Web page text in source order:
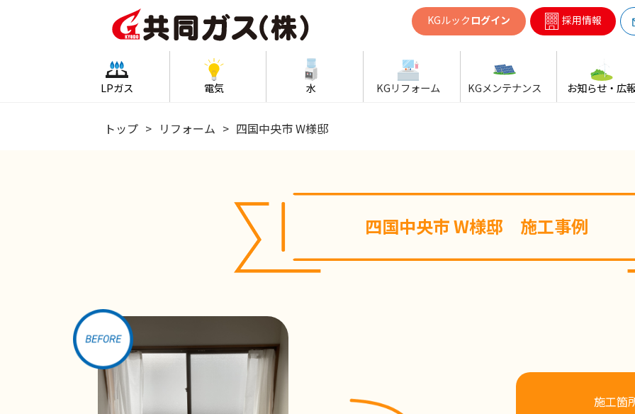
KGルック ログイン 採用情報
LPガス 電気 水 KGリフォーム KGメンテナンス お知らせ・広
トップ リフォーム 四国中央市 W様邸
四国中央市 W様邸 施工事例
施工箇